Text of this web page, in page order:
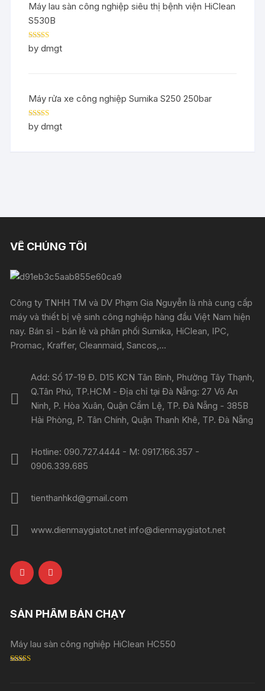
Máy lau sàn công nghiệp siêu thị bệnh viện HiClean
S530B
Rated5out
of 5
by dmgt
Máy rửa xe công nghiệp Sumika S250 250bar
Rated5out
of 5
by dmgt
VỀ CHÚNG TÔI
Công ty TNHH TM và DV Phạm Gia Nguyễn là nhà cung cấp
máy và thiết bị vệ sinh công nghiệp hàng đầu Việt Nam hiện
nay. Bán sỉ - bán lẻ và phân phối Sumika, HiClean, IPC,
Promac, Kraffer, Cleanmaid, Sancos,...
Add: Số 17-19 Đ. D15 KCN Tân Bình, Phường Tây Thạnh,
Q.Tân Phú, TP.HCM - Địa chỉ tại Đà Nẵng: 27 Võ An
Ninh, P. Hòa Xuân, Quận Cẩm Lệ, TP. Đà Nẵng - 385B
Hải Phòng, P. Tân Chính, Quận Thanh Khê, TP. Đà Nẵng
Hotline: 090.727.4444 - M: 0917.166.357 -
0906.339.685
tienthanhkd@gmail.com
www.dienmaygiatot.net info@dienmaygiatot.net
SẢN PHẨM BÁN CHẠY
Máy lau sàn công nghiệp HiClean HC550